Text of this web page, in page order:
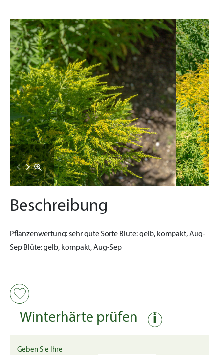
Beschreibung
Pflanzenwertung:sehr gute Sorte Blüte:gelb, kompakt, Aug-
Sep Blüte:gelb, kompakt, Aug-Sep
Winterhärte prüfen i
Geben Sie Ihre